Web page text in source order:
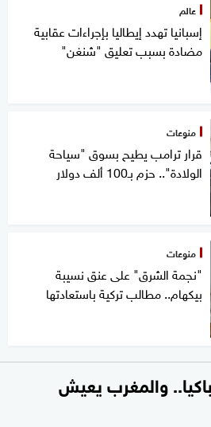
عالم
إسبانيا تهدد إيطاليا بإجراءات عقابية
مضادة بسبب تعليق "شنغن"
منوعات
قرار ترامب يطيح بسوق "سياحة
الولادة".. حزم بـ100 ألف دولار
منوعات
"نجمة الشرق" على عنق نسيبة
بيكهام.. مطالب تركية باستعادتها
والمغرب يعيش